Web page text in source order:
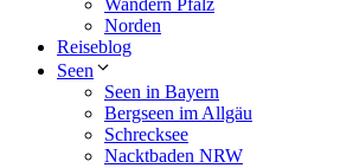
Wandern Pfalz
Norden
Reiseblog
Seen
Seen in Bayern
Bergseen im Allgäu
Schrecksee
Nacktbaden NRW